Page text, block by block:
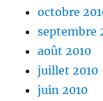
octobre
septembre
août 2010
juillet 2010
juin 2010